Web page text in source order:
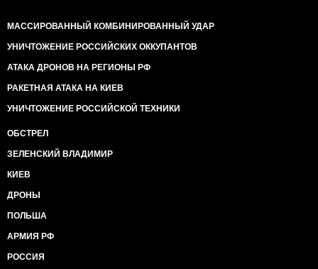
МАССИРОВАННЫЙ КОМБИНИРОВАННЫЙ УДАР
УНИЧТОЖЕНИЕ РОССИЙСКИХ ОККУПАНТОВ
АТАКА ДРОНОВ НА РЕГИОНЫ РФ
РАКЕТНАЯ АТАКА НА КИЕВ
УНИЧТОЖЕНИЕ РОССИЙСКОЙ ТЕХНИКИ
ОБСТРЕЛ
ЗЕЛЕНСКИЙ ВЛАДИМИР
КИЕВ
ДРОНЫ
ПОЛЬША
АРМИЯ РФ
РОССИЯ